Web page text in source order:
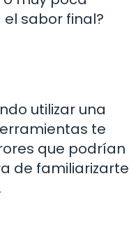
sabor final?
utilizar una
te
que podrían
de familiarizarte